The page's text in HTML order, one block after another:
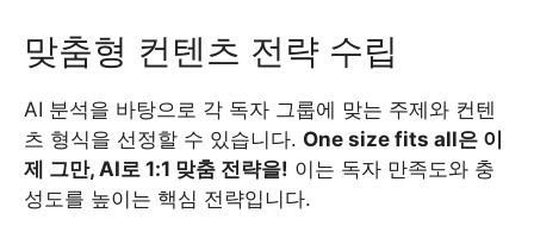
맞춤형 컨텐츠 전략 수립
AI 분석을 바탕으로 각 독자 그룹에 맞는 주제와 컨텐
츠 형식을 선정할 수 있습니다. One size fits all은 이
제 그만, AI로 1:1 맞춤 전략을! 이는 독자 만족도와 충
성도를 높이는 핵심 전략입니다.